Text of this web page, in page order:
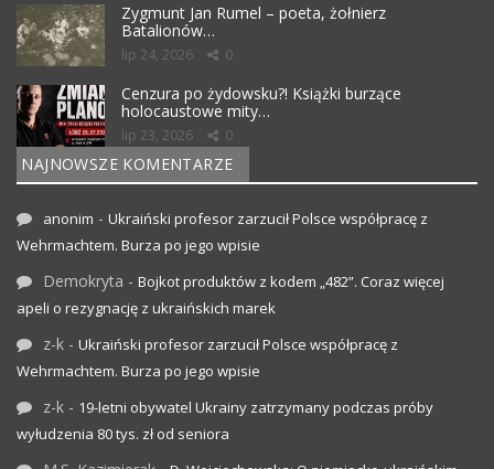
Zygmunt Jan Rumel – poeta, żołnierz
Batalionów…
lip 24, 2026 0
Cenzura po żydowsku?! Książki burzące
holocaustowe mity…
lip 23, 2026 0
NAJNOWSZE KOMENTARZE
anonim - Ukraiński profesor zarzucił Polsce współpracę z
Wehrmachtem. Burza po jego wpisie
Demokryta - Bojkot produktów z kodem „482”. Coraz więcej
apeli o rezygnację z ukraińskich marek
z-k - Ukraiński profesor zarzucił Polsce współpracę z
Wehrmachtem. Burza po jego wpisie
z-k - 19-letni obywatel Ukrainy zatrzymany podczas próby
wyłudzenia 80 tys. zł od seniora